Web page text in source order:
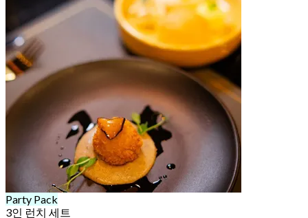
Party Pack
3인 런치 세트